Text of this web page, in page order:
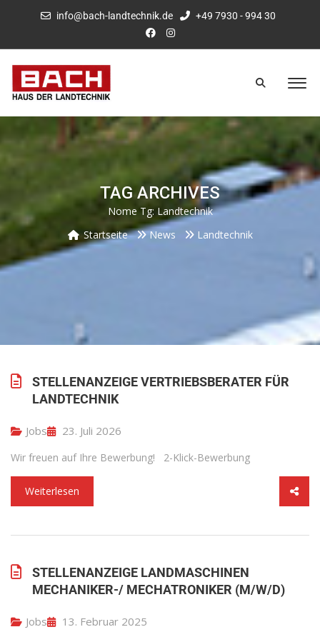
info@bach-landtechnik.de +49 7930 - 994 30
TAG ARCHIVES
Nome Tg: Landtechnik
Startseite
News Landtechnik
STELLENANZEIGE VERTRIEBSBERATER FÜR
LANDTECHNIK
Jobs 23. Juli 2026
Wir freuen auf Ihre Bewerbung! 2-Klick-Bewerbung
Weiterlesen
STELLENANZEIGE LANDMASCHINEN
MECHANIKER-/ MECHATRONIKER (M/W/D)
Jobs 13. Februar 2025